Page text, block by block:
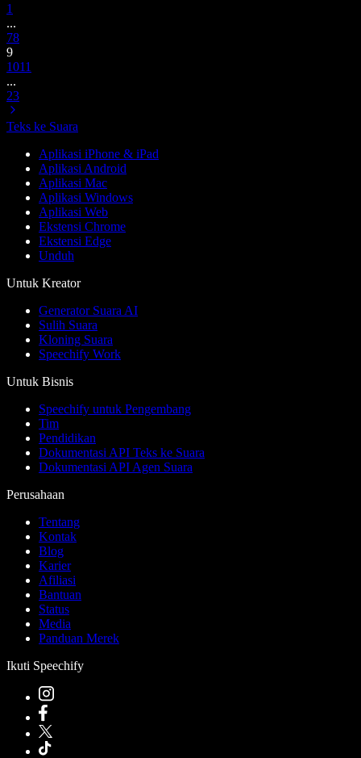
1
...
78
9
1011
...
23
Teks ke Suara
Aplikasi iPhone & iPad
Aplikasi Android
Aplikasi Mac
Aplikasi Windows
Aplikasi Web
Ekstensi Chrome
Ekstensi Edge
Unduh
Untuk Kreator
Generator Suara AI
Sulih Suara
Kloning Suara
Speechify Work
Untuk Bisnis
Speechify untuk Pengembang
Tim
Pendidikan
Dokumentasi API Teks ke Suara
Dokumentasi API Agen Suara
Perusahaan
Tentang
Kontak
Blog
Karier
Afiliasi
Bantuan
Status
Media
Panduan Merek
Ikuti Speechify